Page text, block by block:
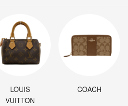
LOUIS
VUITTON
COACH